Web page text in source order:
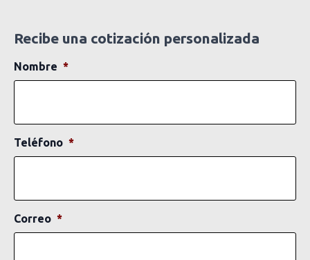
Recibe una cotización personalizada
Nombre *
Teléfono *
Correo *